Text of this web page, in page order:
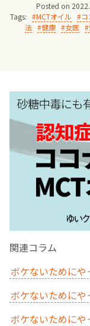
Posted on
Tags:
MCTオイル コ
法
健康 女医
関連コラム
ボケないために
ボケないために
ボケないために
ゆ
‘さんル